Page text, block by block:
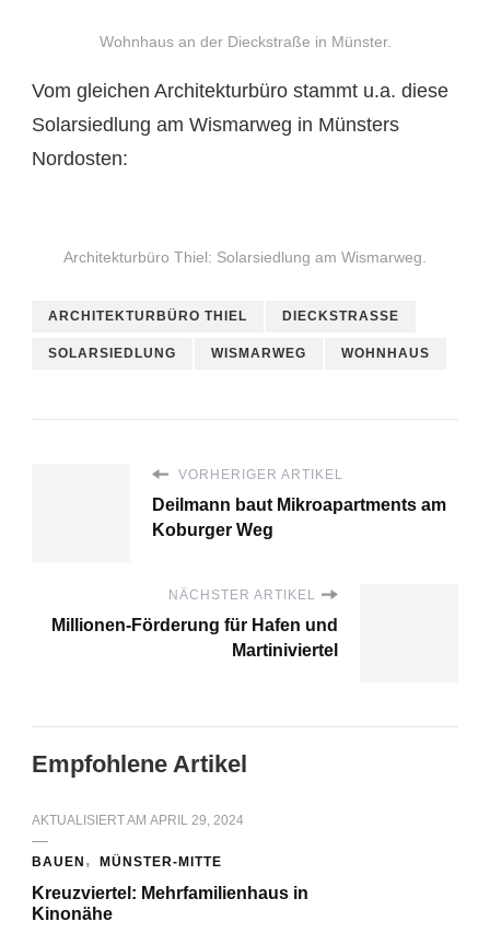
Wohnhaus an der Dieckstraße in Münster.
Vom gleichen Architekturbüro stammt u.a. diese
Solarsiedlung am Wismarweg in Münsters
Nordosten:
Architekturbüro Thiel: Solarsiedlung am Wismarweg.
ARCHITEKTURBÜRO THIEL DIECKSTRASSE
SOLARSIEDLUNG WISMARWEG WOHNHAUS
VORHERIGER ARTIKEL
Deilmann baut Mikroapartments am
Koburger Weg
NÄCHSTER ARTIKEL
Millionen-Förderung für Hafen und
Martiniviertel
Empfohlene Artikel
AKTUALISIERT AM APRIL 29, 2024
BAUEN MÜNSTER-MITTE
Kreuzviertel: Mehrfamilienhaus in
Kinonähe